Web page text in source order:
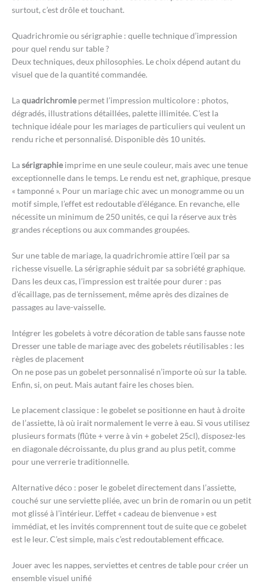
surtout, c’est drôle et touchant.
Quadrichromie ou sérigraphie : quelle technique d’impression
pour quel rendu sur table ?
Deux techniques, deux philosophies. Le choix dépend autant du
visuel que de la quantité commandée.
Laquadrichromiepermet l’impression multicolore : photos,
dégradés, illustrations détaillées, palette illimitée. C’est la
technique idéale pour les mariages de particuliers qui veulent un
rendu riche et personnalisé. Disponible dès 10 unités.
Lasérigraphieimprime en une seule couleur, mais avec une tenue
exceptionnelle dans le temps. Le rendu est net, graphique, presque
« tamponné ». Pour un mariage chic avec un monogramme ou un
motif simple, l’effet est redoutable d’élégance. En revanche, elle
nécessite un minimum de 250 unités, ce qui la réserve aux très
grandes réceptions ou aux commandes groupées.
Sur une table de mariage, la quadrichromie attire l’œil par sa
richesse visuelle. La sérigraphie séduit par sa sobriété graphique.
Dans les deux cas, l’impression est traitée pour durer : pas
d’écaillage, pas de ternissement, même après des dizaines de
passages au lave-vaisselle.
Intégrer les gobelets à votre décoration de table sans fausse note
Dresser une table de mariage avec des gobelets réutilisables : les
règles de placement
On ne pose pas un gobelet personnalisé n’importe où sur la table.
Enfin, si, on peut. Mais autant faire les choses bien.
Le placement classique : le gobelet se positionne en haut à droite
de l’assiette, là où irait normalement le verre à eau. Si vous utilisez
plusieurs formats (flûte + verre à vin + gobelet 25cl), disposez-les
en diagonale décroissante, du plus grand au plus petit, comme
pour une verrerie traditionnelle.
Alternative déco : poser le gobelet directement dans l’assiette,
couché sur une serviette pliée, avec un brin de romarin ou un petit
mot glissé à l’intérieur. L’effet « cadeau de bienvenue » est
immédiat, et les invités comprennent tout de suite que ce gobelet
est le leur. C’est simple, mais c’est redoutablement efficace.
Jouer avec les nappes, serviettes et centres de table pour créer un
ensemble visuel unifié